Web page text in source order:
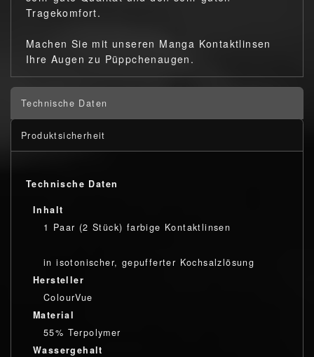
Tragekomfort.
Machen Sie mit unseren Manga Kontaktlinsen
Ihre Augen zu Püppchenaugen.
Technische Daten
Produktsicherheit
Technische Daten
Inhalt
1 Paar (2 Stück) farbige Kontaktlinsen
in isotonischer, gepufferter Kochsalzlösung
Hersteller
ColourVue
Material
55% Terpolymer
Wassergehalt